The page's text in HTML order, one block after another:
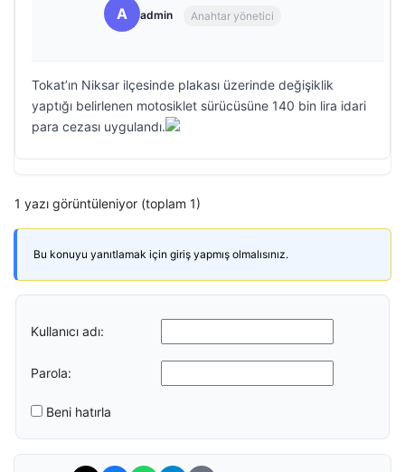
A admin Anahtar yönetici
Tokat’ın Niksar ilçesinde plakası üzerinde değişiklik
yaptığı belirlenen motosiklet sürücüsüne 140 bin lira idari
para cezası uygulandı.
1 yazı görüntüleniyor (toplam 1)
Bu konuyu yanıtlamak için giriş yapmış olmalısınız.
Kullanıcı adı:
Parola:
Beni hatırla